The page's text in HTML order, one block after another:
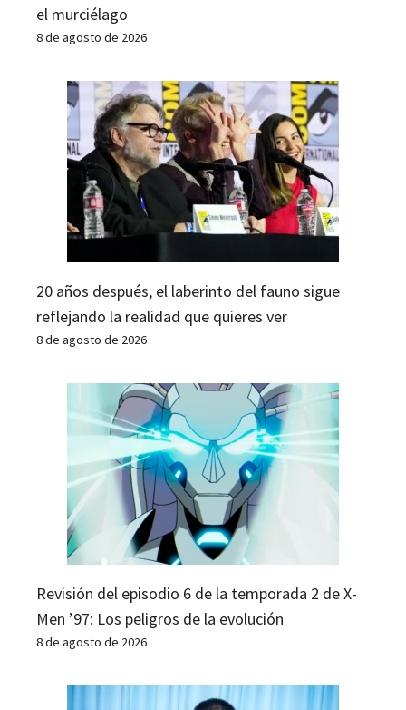
el murciélago
8 de agosto de 2026
20 años después, el laberinto del fauno sigue
reflejando la realidad que quieres ver
8 de agosto de 2026
Revisión del episodio 6 de la temporada 2 de X-
Men ’97: Los peligros de la evolución
8 de agosto de 2026